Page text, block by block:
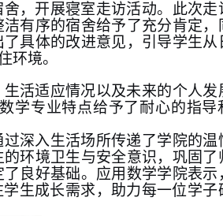
舍，开展寝室走访活动。此次走
洁有序的宿舍给予了充分肯定，
具体的改进意见，引导学生从
环境。
活适应情况以及未来的个人发
学专业特点给予了耐心的指导
深入生活场所传递了学院的温
环境卫生与安全意识，巩固了
良好基础。应用数学学院表示
生成长需求，助力每一位学子